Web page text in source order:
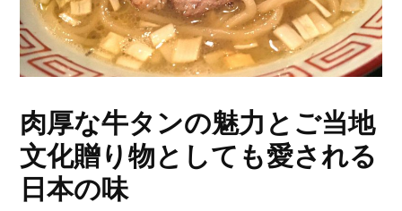
肉厚な牛タンの魅力とご当地
文化贈り物としても愛される
日本の味